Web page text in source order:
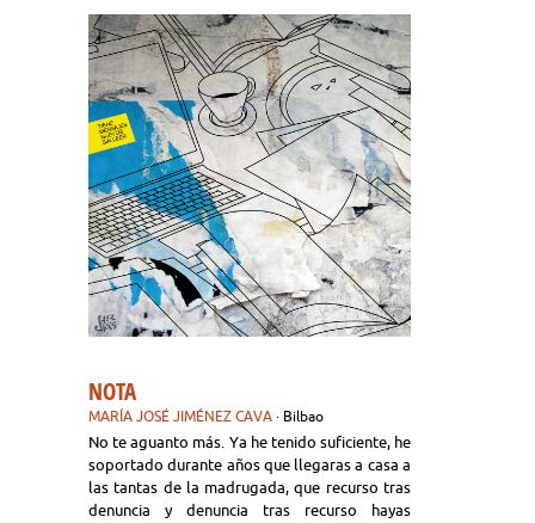
NOTA
MARÍA JOSÉ JIMÉNEZ CAVA · Bilbao
No te aguanto más. Ya he tenido suficiente, he
soportado durante años que llegaras a casa a
las tantas de la madrugada, que recurso tras
denuncia y denuncia tras recurso hayas